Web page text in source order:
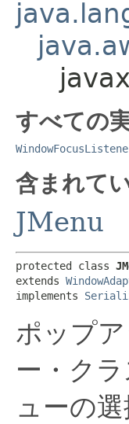
すべての
含まれて
JMenu
protected class
extends
implements
ポップ
ー・クラ
ューの選